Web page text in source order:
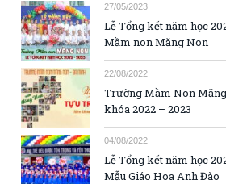
27/05/2023
Lễ Tổng kết năm học
Mầm non Măng Non
22/08/2022
Trường Mầm Non
khóa 2022 – 2023
04/08/2022
Lễ Tổng kết năm học
Mẫu Giáo Hoa Anh Đào